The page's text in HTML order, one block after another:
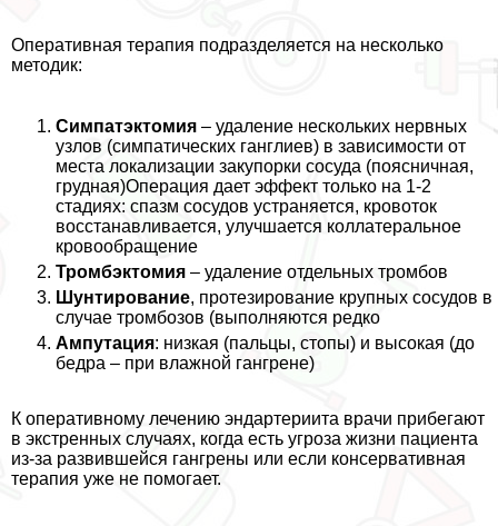
Оперативная терапия подразделяется на несколько
методик:
Симпатэктомия – удаление нескольких нервных
узлов (симпатических ганглиев) в зависимости от
места локализации закупорки сосуда (поясничная,
грудная)Операция дает эффект только на 1-2
стадиях: спазм сосудов устраняется, кровоток
восстанавливается, улучшается коллатеральное
кровообращение
Тромбэктомия – удаление отдельных тромбов
Шунтирование, протезирование крупных сосудов в
случае тромбозов (выполняются редко
Ампутация: низкая (пальцы, стопы) и высокая (до
бедра – при влажной гангрене)
К оперативному лечению эндартериита врачи прибегают
в экстренных случаях, когда есть угроза жизни пациента
из-за развившейся гангрены или если консервативная
терапия уже не помогает.